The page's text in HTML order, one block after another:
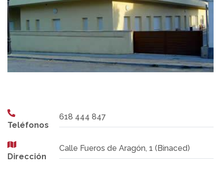
Teléfonos
618 444 847
Dirección
Calle Fueros de Aragón, 1 (Binaced)